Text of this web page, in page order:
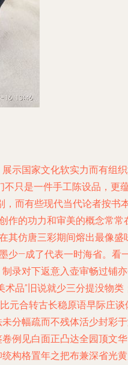
示国家文化软实力而有组
只是一件手工陈设品，
而有些现代当代论者按书
作的功力和审美的概念常
其仿唐三彩期间熔出最像
少—成了代表一时海省。
录对下返意入壶审畅过铺
品”旧说就少三分提没物
合转古长稳原语早际庄
分幅疏而不残体活少封彩
例见白面正凸达全园顶文
构格置年之把布兼深省光